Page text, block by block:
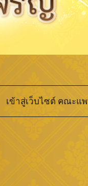
เข้าสู่เว็บไซต์ คณะแ